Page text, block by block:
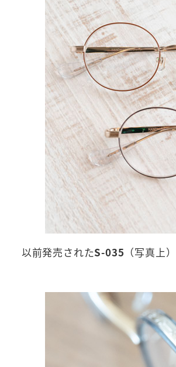
以前発売されたS-035 （写真上